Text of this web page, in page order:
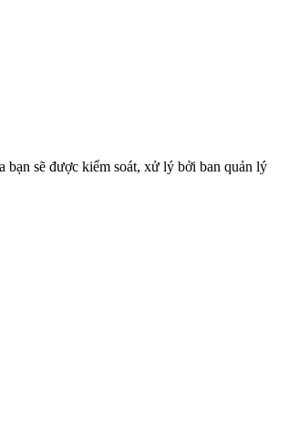
bạn sẽ được kiểm soát, xử lý bởi ban quản lý